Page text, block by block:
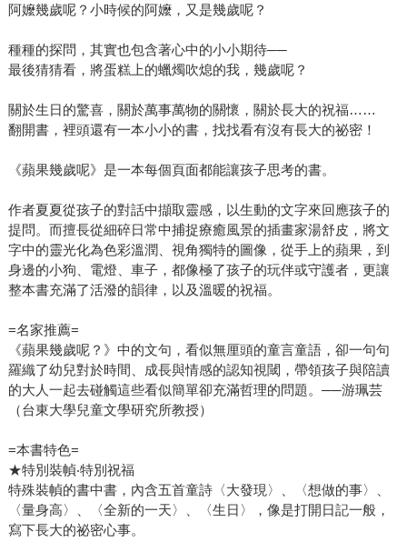
阿嬤幾歲呢？小時候的阿嬤，又是幾歲呢？
種種的探問，其實也包含著心中的小小期待──
最後猜猜看，將蛋糕上的蠟燭吹熄的我，幾歲呢？
關於生日的驚喜，關於萬事萬物的關懷，關於長大的祝福……
翻開書，裡頭還有一本小小的書，找找看有沒有長大的祕密！
《蘋果幾歲呢》是一本每個頁面都能讓孩子思考的書。
作者夏夏從孩子的對話中擷取靈感，以生動的文字來回應孩子的
提問。而擅長從細碎日常中捕捉療癒風景的插畫家湯舒皮，將文
字中的靈光化為色彩溫潤、視角獨特的圖像，從手上的蘋果，到
身邊的小狗、電燈、車子，都像極了孩子的玩伴或守護者，更讓
整本書充滿了活潑的韻律，以及溫暖的祝福。
=名家推薦=
《蘋果幾歲呢？》中的文句，看似無厘頭的童言童語，卻一句句
羅織了幼兒對於時間、成長與情感的認知視閾，帶領孩子與陪讀
的大人一起去碰觸這些看似簡單卻充滿哲理的問題。──游珮芸
（台東大學兒童文學研究所教授）
=本書特色=
★特別裝幀‧特別祝福
特殊裝幀的書中書，內含五首童詩〈大發現〉、〈想做的事〉、
〈量身高〉、〈全新的一天〉、〈生日〉，像是打開日記一般，
寫下長大的祕密心事。